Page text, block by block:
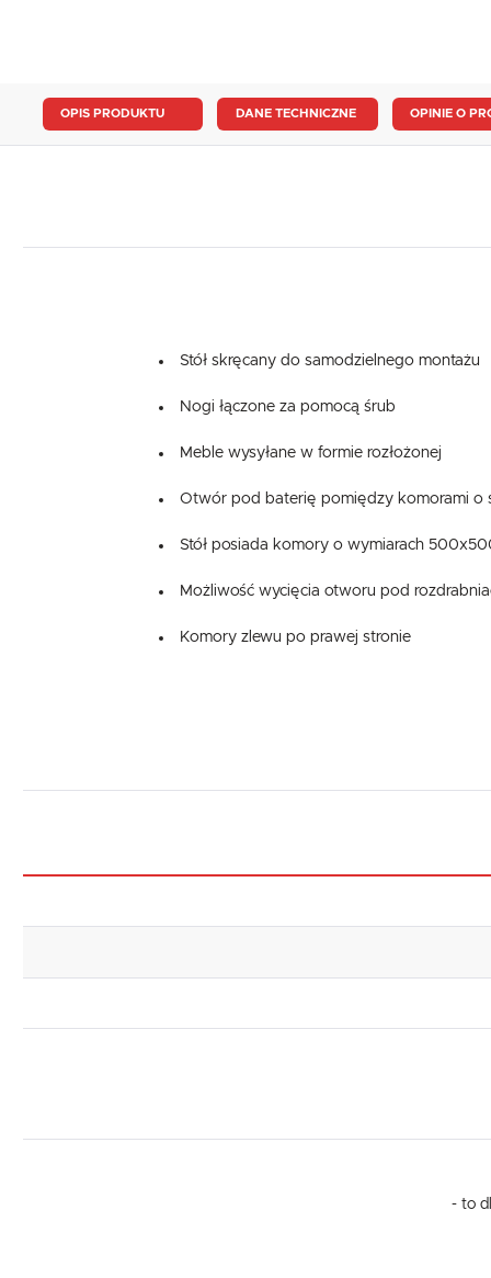
OPIS PRODUKTU DANE TECHNICZNE OPINIE O
Stół skręcany do samodzielnego montażu
Nogi łączone za pomocą śrub
Meble wysyłane w formie rozłożonej
Otwór pod baterię pomiędzy komorami o
Stół posiada komory o wymiarach
Możliwość wycięcia otworu pod
Komory zlewu po prawej stronie
- to